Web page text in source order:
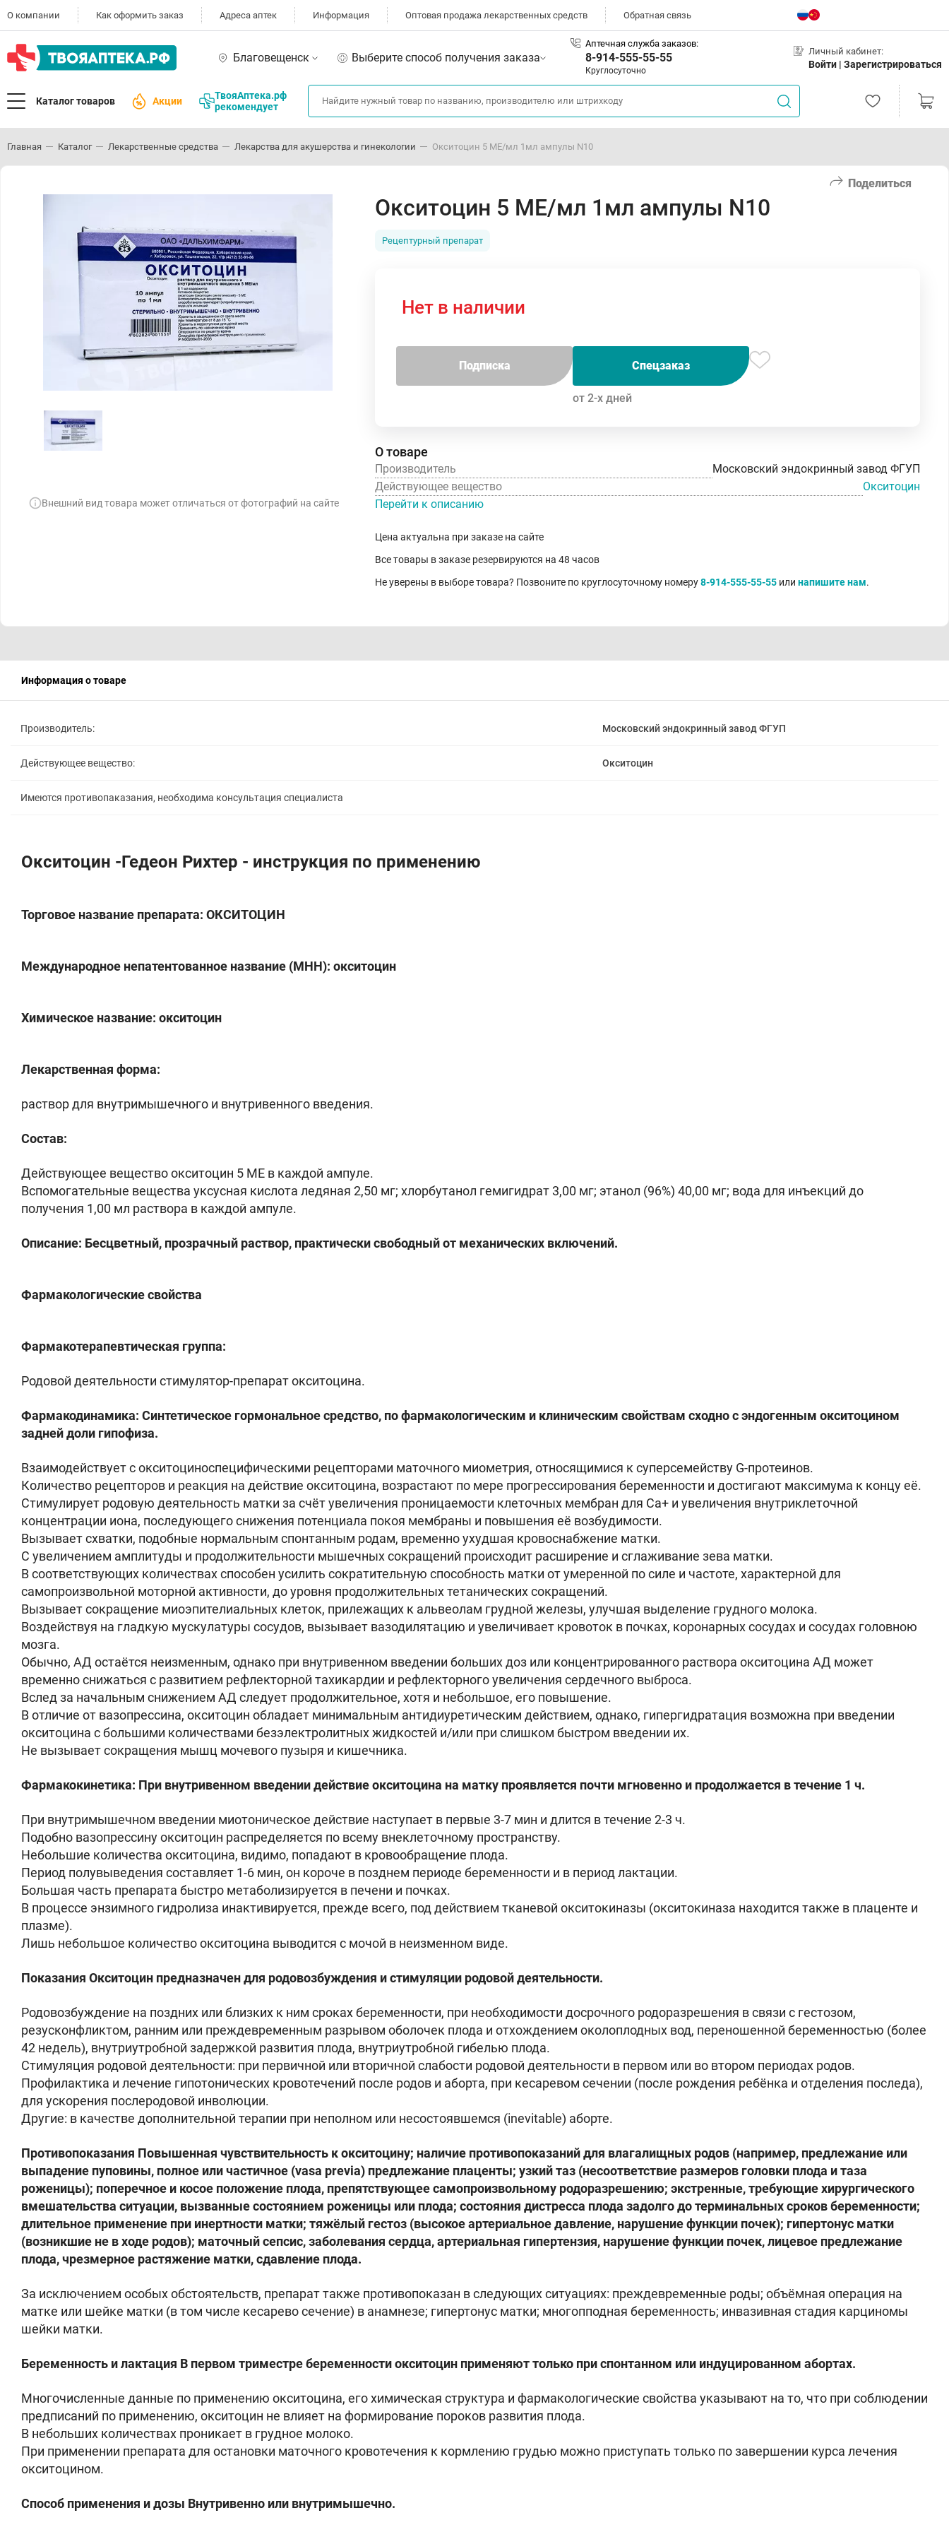
О компании Как оформить заказ Адреса аптек Информация Оптовая продажа лекарственных средств Обратная связь
Благовещенск Выберите способ получения заказа
Аптечная служба заказов:
8-914-555-55-55
Круглосуточно
Личный кабинет:
Войти | Зарегистрироваться
Каталог товаров Акции
ТвояАптека.рф
рекомендует
Главная Каталог Лекарственные средства Лекарства для акушерства и гинекологии Окситоцин 5 МЕ/мл 1мл ампулы N10
Поделиться
Внешний вид товара может отличаться от фотографий на сайте
Окситоцин 5 МЕ/мл 1мл ампулы N10
Рецептурный препарат
Нет в наличии
Подписка Спецзаказ
от 2-х дней
О товаре
Производитель
Московский эндокринный завод ФГУП
Действующее вещество
Окситоцин
Перейти к описанию
Цена актуальна при заказе на сайте
Все товары в заказе резервируются на 48 часов
Не уверены в выборе товара? Позвоните по круглосуточному номеру8-914-555-55-55 или напишите нам.
Информация о товаре
Производитель: Московский эндокринный завод ФГУП
Действующее вещество: Окситоцин
Имеются противопаказания, необходима консультация специалиста
Окситоцин -Гедеон Рихтер - инструкция по применению
Торговое название препарата: ОКСИТОЦИН
Международное непатентованное название (МНН): окситоцин
Химическое название: окситоцин
Лекарственная форма:
раствор для внутримышечного и внутривенного введения.
Состав:
Действующее вещество окситоцин 5 ME в каждой ампуле.
Вспомогательные вещества уксусная кислота ледяная 2,50 мг; хлорбутанол гемигидрат 3,00 мг; этанол (96%) 40,00 мг; вода для инъекций до
получения 1,00 мл раствора в каждой ампуле.
Описание: Бесцветный, прозрачный раствор, практически свободный от механических включений.
Фармакологические свойства
Фармакотерапевтическая группа:
Родовой деятельности стимулятор-препарат окситоцина.
Фармакодинамика: Синтетическое гормональное средство, по фармакологическим и клиническим свойствам сходно с эндогенным окситоцином
задней доли гипофиза.
Взаимодействует с окситоциноспецифическими рецепторами маточного миометрия, относящимися к суперсемейству G-протеинов.
Количество рецепторов и реакция на действие окситоцина, возрастают по мере прогрессирования беременности и достигают максимума к концу её.
Стимулирует родовую деятельность матки за счёт увеличения проницаемости клеточных мембран для Са+ и увеличения внутриклеточной
концентрации иона, последующего снижения потенциала покоя мембраны и повышения её возбудимости.
Вызывает схватки, подобные нормальным спонтанным родам, временно ухудшая кровоснабжение матки.
С увеличением амплитуды и продолжительности мышечных сокращений происходит расширение и сглаживание зева матки.
В соответствующих количествах способен усилить сократительную способность матки от умеренной по силе и частоте, характерной для
самопроизвольной моторной активности, до уровня продолжительных тетанических сокращений.
Вызывает сокращение миоэпителиальных клеток, прилежащих к альвеолам грудной железы, улучшая выделение грудного молока.
Воздействуя на гладкую мускулатуры сосудов, вызывает вазодилятацию и увеличивает кровоток в почках, коронарных сосудах и сосудах головною
мозга.
Обычно, АД остаётся неизменным, однако при внутривенном введении больших доз или концентрированного раствора окситоцина АД может
временно снижаться с развитием рефлекторной тахикардии и рефлекторного увеличения сердечного выброса.
Вслед за начальным снижением АД следует продолжительное, хотя и небольшое, его повышение.
В отличие от вазопрессина, окситоцин обладает минимальным антидиуретическим действием, однако, гипергидратация возможна при введении
окситоцина с большими количествами безэлектролитных жидкостей и/или при слишком быстром введении их.
Не вызывает сокращения мышц мочевого пузыря и кишечника.
Фармакокинетика: При внутривенном введении действие окситоцина на матку проявляется почти мгновенно и продолжается в течение 1 ч.
При внутримышечном введении миотоническое действие наступает в первые 3-7 мин и длится в течение 2-3 ч.
Подобно вазопрессину окситоцин распределяется по всему внеклеточному пространству.
Небольшие количества окситоцина, видимо, попадают в кровообращение плода.
Период полувыведения составляет 1-6 мин, он короче в позднем периоде беременности и в период лактации.
Большая часть препарата быстро метаболизируется в печени и почках.
В процессе энзимного гидролиза инактивируется, прежде всего, под действием тканевой окситокиназы (окситокиназа находится также в плаценте и
плазме).
Лишь небольшое количество окситоцина выводится с мочой в неизменном виде.
Показания Окситоцин предназначен для родовозбуждения и стимуляции родовой деятельности.
Родовозбуждение на поздних или близких к ним сроках беременности, при необходимости досрочного родоразрешения в связи с гестозом,
резусконфликтом, ранним или преждевременным разрывом оболочек плода и отхождением околоплодных вод, переношенной беременностью (более
42 недель), внутриутробной задержкой развития плода, внутриутробной гибелью плода.
Стимуляция родовой деятельности: при первичной или вторичной слабости родовой деятельности в первом или во втором периодах родов.
Профилактика и лечение гипотонических кровотечений после родов и аборта, при кесаревом сечении (после рождения ребёнка и отделения последа),
для ускорения послеродовой инволюции.
Другие: в качестве дополнительной терапии при неполном или несостоявшемся (inevitable) аборте.
Противопоказания Повышенная чувствительность к окситоцину; наличие противопоказаний для влагалищных родов (например, предлежание или
выпадение пуповины, полное или частичное (vasa previa) предлежание плаценты; узкий таз (несоответствие размеров головки плода и таза
роженицы); поперечное и косое положение плода, препятствующее самопроизвольному родоразрешению; экстренные, требующие хирургического
вмешательства ситуации, вызванные состоянием роженицы или плода; состояния дистресса плода задолго до терминальных сроков беременности;
длительное применение при инертности матки; тяжёлый гестоз (высокое артериальное давление, нарушение функции почек); гипертонус матки
(возникшие не в ходе родов); маточный сепсис, заболевания сердца, артериальная гипертензия, нарушение функции почек, лицевое предлежание
плода, чрезмерное растяжение матки, сдавление плода.
За исключением особых обстоятельств, препарат также противопоказан в следующих ситуациях: преждевременные роды; объёмная операция на
матке или шейке матки (в том числе кесарево сечение) в анамнезе; гипертонус матки; многопподная беременность; инвазивная стадия карциномы
шейки матки.
Беременность и лактация В первом триместре беременности окситоцин применяют только при спонтанном или индуцированном абортах.
Многочисленные данные по применению окситоцина, его химическая структура и фармакологические свойства указывают на то, что при соблюдении
предписаний по применению, окситоцин не влияет на формирование пороков развития плода.
В небольших количествах проникает в грудное молоко.
При применении препарата для остановки маточного кровотечения к кормлению грудью можно приступать только по завершении курса лечения
окситоцином.
Способ применения и дозы Внутривенно или внутримышечно.